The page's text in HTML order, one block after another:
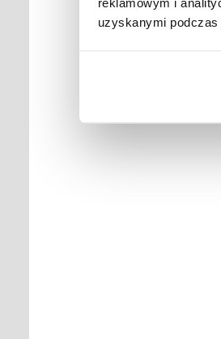
uzyskanymi podczas